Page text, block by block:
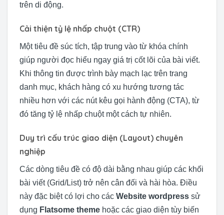
trên di động.
Cải thiện tỷ lệ nhấp chuột (CTR)
Một tiêu đề súc tích, tập trung vào từ khóa chính
giúp người đọc hiểu ngay giá trị cốt lõi của bài viết.
Khi thông tin được trình bày mạch lạc trên trang
danh mục, khách hàng có xu hướng tương tác
nhiều hơn với các nút kêu gọi hành động (CTA), từ
đó tăng tỷ lệ nhấp chuột một cách tự nhiên.
Duy trì cấu trúc giao diện (Layout) chuyên
nghiệp
Các dòng tiêu đề có độ dài bằng nhau giúp các khối
bài viết (Grid/List) trở nên cân đối và hài hòa. Điều
này đặc biệt có lợi cho các Website wordpress sử
dụng Flatsome theme hoặc các giao diện tùy biến